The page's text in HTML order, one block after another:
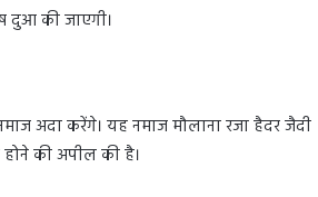
दुआ की जाएगी।
अदा करेंगे। यह नमाज मौलाना रजा हैदर जैदी
की अपील की है।